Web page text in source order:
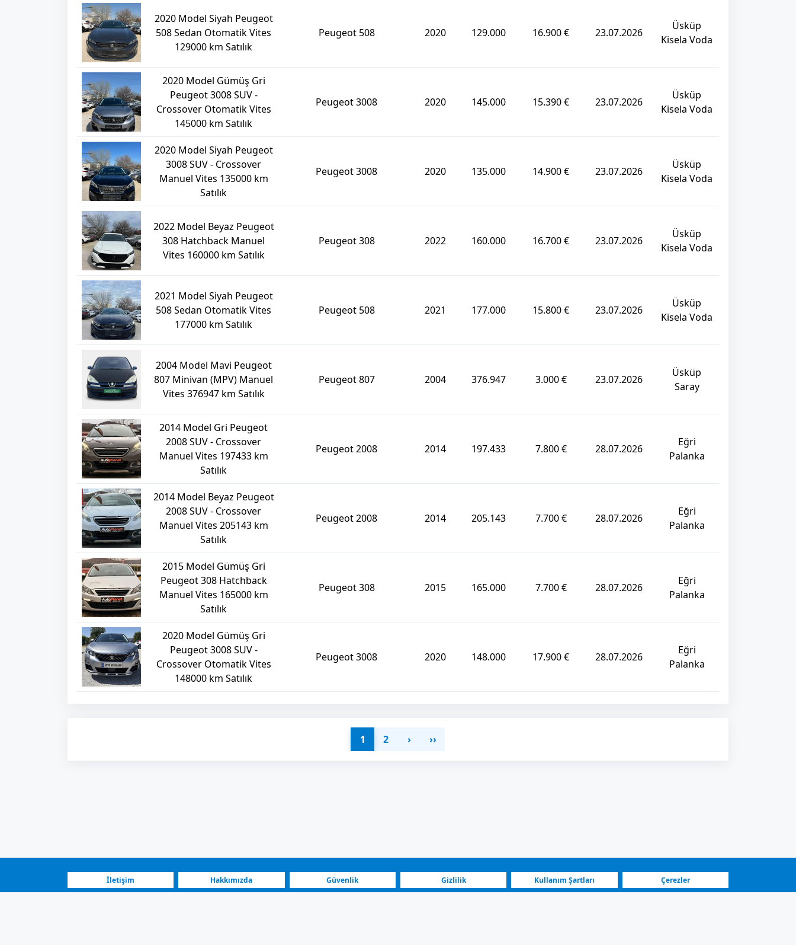
2020 Model Siyah Peugeot
508 Sedan Otomatik Vites
129000 km Satılık
Peugeot 508 2020 129.000 16.900 € 23.07.2026
Üsküp
Kisela Voda
2020 Model Gümüş Gri
Peugeot 3008 SUV -
Crossover Otomatik Vites
145000 km Satılık
Peugeot 3008 2020 145.000 15.390 € 23.07.2026
Üsküp
Kisela Voda
2020 Model Siyah Peugeot
3008 SUV - Crossover
Manuel Vites 135000 km
Satılık
Peugeot 3008 2020 135.000 14.900 € 23.07.2026
Üsküp
Kisela Voda
2022 Model Beyaz Peugeot
308 Hatchback Manuel
Vites 160000 km Satılık
Peugeot 308 2022 160.000 16.700 € 23.07.2026
Üsküp
Kisela Voda
2021 Model Siyah Peugeot
508 Sedan Otomatik Vites
177000 km Satılık
Peugeot 508 2021 177.000 15.800 € 23.07.2026
Üsküp
Kisela Voda
2004 Model Mavi Peugeot
807 Minivan (MPV) Manuel
Vites 376947 km Satılık
Peugeot 807 2004 376.947 3.000 € 23.07.2026
Üsküp
Saray
2014 Model Gri Peugeot
2008 SUV - Crossover
Manuel Vites 197433 km
Satılık
Peugeot 2008 2014 197.433 7.800 € 28.07.2026
Eğri
Palanka
2014 Model Beyaz Peugeot
2008 SUV - Crossover
Manuel Vites 205143 km
Satılık
Peugeot 2008 2014 205.143 7.700 € 28.07.2026
Eğri
Palanka
2015 Model Gümüş Gri
Peugeot 308 Hatchback
Manuel Vites 165000 km
Satılık
Peugeot 308 2015 165.000 7.700 € 28.07.2026
Eğri
Palanka
2020 Model Gümüş Gri
Peugeot 3008 SUV -
Crossover Otomatik Vites
148000 km Satılık
Peugeot 3008 2020 148.000 17.900 € 28.07.2026
Eğri
Palanka
1 2 › ››
İletişim Hakkımızda Güvenlik Gizlilik Kullanım Şartları Çerezler